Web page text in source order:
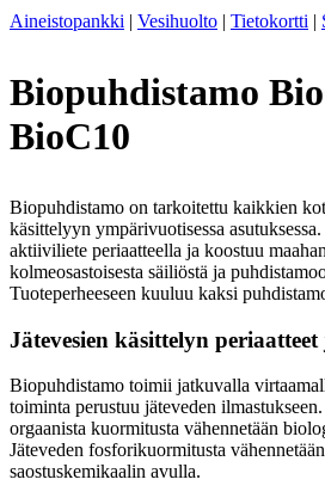
Aineistopankki | Vesihuolto | Tietokortti |
Biopuhdistamo
BioC10
Biopuhdistamo on tarkoitettu kaikkien
käsittelyyn ympärivuotisessa
aktiiviliete periaatteella ja koostuu
kolmeosastoisesta säiliöstä ja
Tuoteperheeseen kuuluu kaksi
Jätevesien käsittelyn
Biopuhdistamo toimii jatkuvalla
toiminta perustuu jäteveden
orgaanista kuormitusta vähennetään
Jäteveden fosforikuormitusta
saostuskemikaalin avulla.